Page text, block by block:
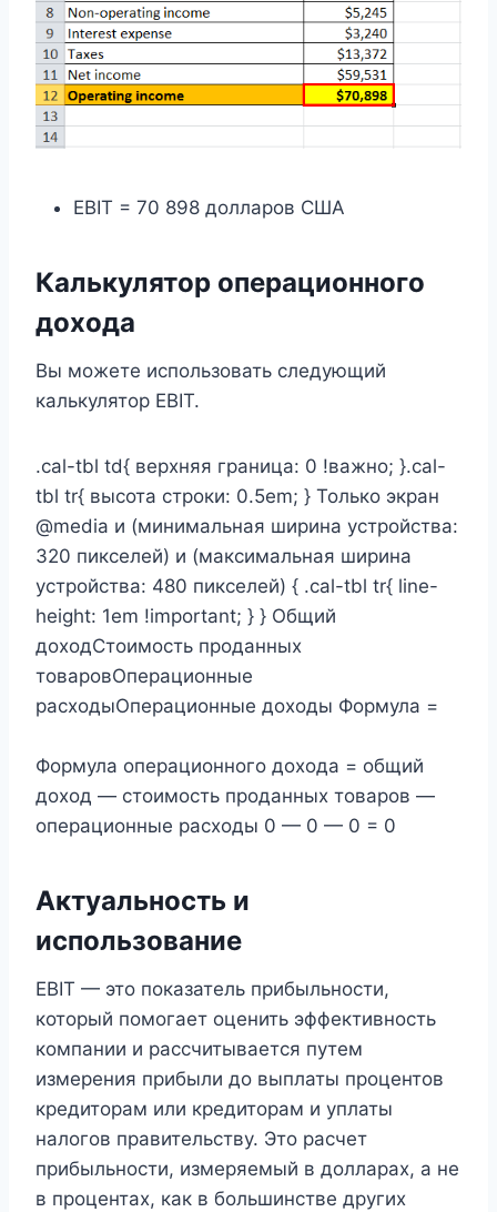
EBIT = 70 898 долларов США
Калькулятор операционного
дохода
Вы можете использовать следующий
калькулятор EBIT.
.cal-tbl td{ верхняя граница: 0 !важно; }.cal-
tbl tr{ высота строки: 0.5em; } Только экран
@media и (минимальная ширина устройства:
320 пикселей) и (максимальная ширина
устройства: 480 пикселей) { .cal-tbl tr{ line-
height: 1em !important; } } Общий
доходСтоимость проданных
товаровОперационные
расходыОперационные доходы Формула =
Формула операционного дохода = общий
доход — стоимость проданных товаров —
операционные расходы 0 — 0 — 0 = 0
Актуальность и
использование
EBIT — это показатель прибыльности,
который помогает оценить эффективность
компании и рассчитывается путем
измерения прибыли до выплаты процентов
кредиторам или кредиторам и уплаты
налогов правительству. Это расчет
прибыльности, измеряемый в долларах, а не
в процентах, как в большинстве других